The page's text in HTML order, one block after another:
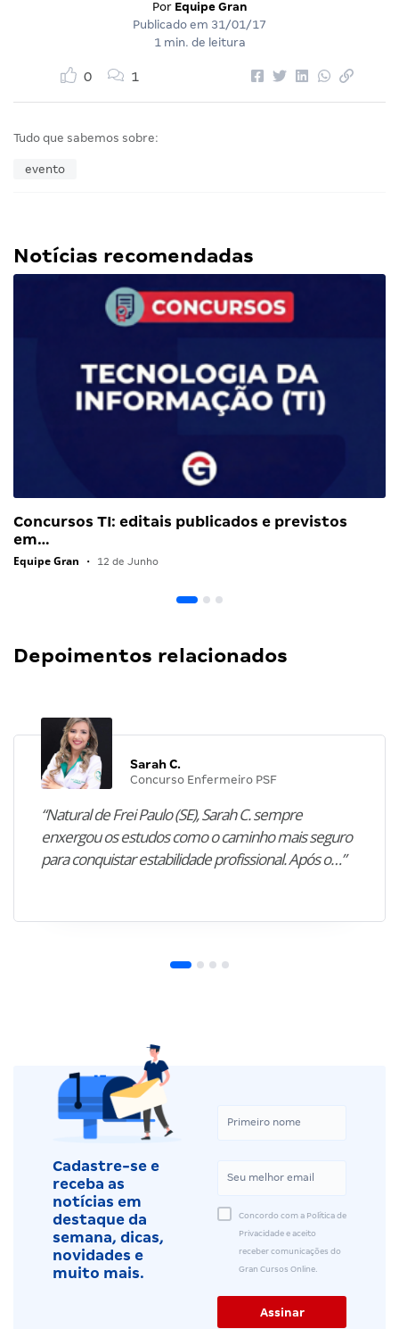
Por Equipe Gran
Publicado em 31/01/17
1 min. de leitura
0 1
Tudo que sabemos sobre:
evento
Notícias recomendadas
Concursos TI: editais publicados e previstos
em…
Equipe Gran • 12 de Junho
Depoimentos relacionados
Sarah C.
Concurso Enfermeiro PSF
“Natural de Frei Paulo (SE), Sarah C. sempre
enxergou os estudos como o caminho mais seguro
para conquistar estabilidade profissional. Após o…”
Cadastre-se e
receba as
notícias em
destaque da
semana, dicas,
novidades e
muito mais.
Concordo com a Política de
Privacidade e aceito
receber comunicações do
Gran Cursos Online.